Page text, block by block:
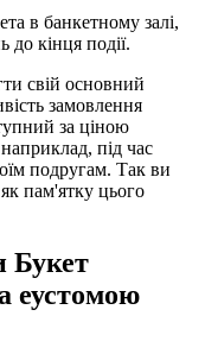
в банкетному залі,
кінця події.
свій основний
замовлення
за ціною
під час
подругам. Так ви
пам'ятку цього
Букет
еустомою